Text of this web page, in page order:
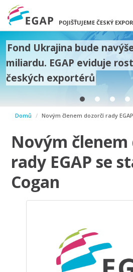
POJIŠŤUJEME ČESKÝ
Fond Ukrajina bude
miliardu. EGAP eviduje
českých exportérů
Domů Novým členem dozorčí rady
Novým členem
rady EGAP se
Cogan